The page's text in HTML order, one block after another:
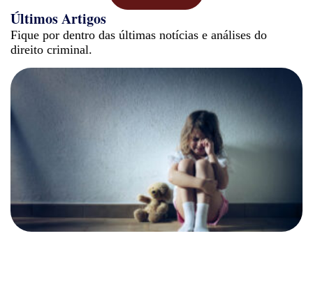
Últimos Artigos
Fique por dentro das últimas notícias e análises do
direito criminal.